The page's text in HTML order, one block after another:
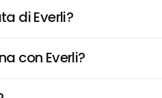
di Everli?
con Everli?